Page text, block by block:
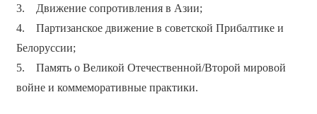
3. Движение сопротивления в Азии;
4. Партизанское движение в советской Прибалтике и
Белоруссии;
5. Память о Великой Отечественной/Второй мировой
войне и коммеморативные практики.